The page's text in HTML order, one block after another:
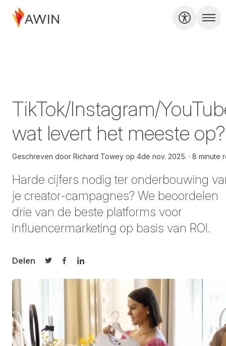
TikTok/Instagram/
wat levert het meeste op?
Geschreven door Richard Towey op 4de nov. 2025. 8 minute
Harde cijfers nodig ter onderbouwing
je creator-campagnes? We beoordelen
drie van de beste platforms voor
influencermarketing op basis van ROI.
Delen
Delen op Twitter
Delen op Facebook
Delen op LinkedIn